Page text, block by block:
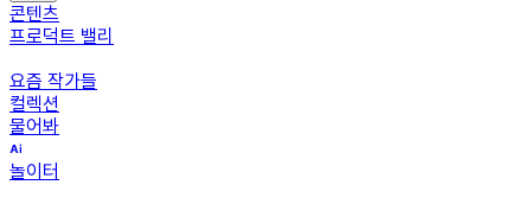
콘텐츠
프로덕트 밸리
요즘 작가들
컬렉션
물어봐
놀이터